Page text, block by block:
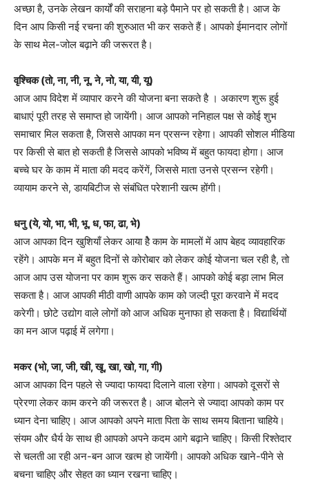
अच्छा है, उनके लेखन कार्यों की सराहना बड़े पैमाने पर हो सकती है। आज के
दिन आप किसी नई रचना की शुरुआत भी कर सकते हैं। आपको ईमानदार लोगों
के साथ मेल-जोल बढ़ाने की जरूरत है।
वृश्चिक (तो, ना, नी, नू, ने, नो, या, यी, यू)
आज आप विदेश में व्यापार करने की योजना बना सकते है । अकारण शुरू हुई
बाधाएं पूरी तरह से समाप्त हो जायेंगी। आज आपको ननिहाल पक्ष से कोई शुभ
समाचार मिल सकता है, जिससे आपका मन प्रसन्न रहेगा। आपकी सोशल मीडिया
पर किसी से बात हो सकती है जिससे आपको भविष्य में बहुत फायदा होगा। आज
बच्चे घर के काम में माता की मदद करेंगें, जिससे माता उनसे प्रसन्न रहेगी।
व्यायाम करने से, डायबिटीज से संबंधित परेशानी खत्म होंगी।
धनु (ये, यो, भा, भी, भू, ध, फा, ढा, भे)
आज आपका दिन खुशियाँ लेकर आया हैे काम के मामलों में आप बेहद व्यावहारिक
रहेंगे। आपके मन में बहुत दिनों से कोरोबार को लेकर कोई योजना चल रही है, तो
आज आप उस योजना पर काम शुरू कर सकते हैं। आपको कोई बड़ा लाभ मिल
सकता है। आज आपकी मीठी वाणी आपके काम को जल्दी पूरा करवाने में मदद
करेगी। छोटे उद्योग वाले लोगों को आज अधिक मुनाफा हो सकता है। विद्यार्थियों
का मन आज पढ़ाई में लगेगा।
मकर (भो, जा, जी, खी, खू, खा, खो, गा, गी)
आज आपका दिन पहले से ज्यादा फायदा दिलाने वाला रहेगा। आपको दूसरों से
प्रेरणा लेकर काम करने की जरूरत है। आज बोलने से ज्यादा आपको काम पर
ध्यान देना चाहिए। आज आपको अपने माता पिता के साथ समय बिताना चाहिये।
संयम और धैर्य के साथ ही आपको अपने कदम आगे बढ़ाने चाहिए। किसी रिश्तेदार
से चलती आ रही अन-बन आज खत्म हो जायेंगी। आपको अधिक खाने-पीने से
बचना चाहिए और सेहत का ध्यान रखना चाहिए।